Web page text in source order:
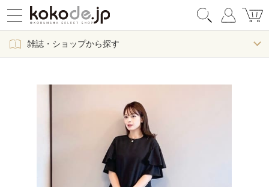
雑誌・ショップから探す